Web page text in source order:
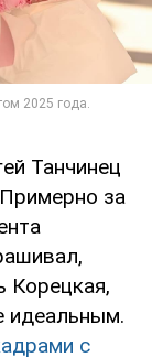
Танчинец
за
Корецкая,
идеальным.
с